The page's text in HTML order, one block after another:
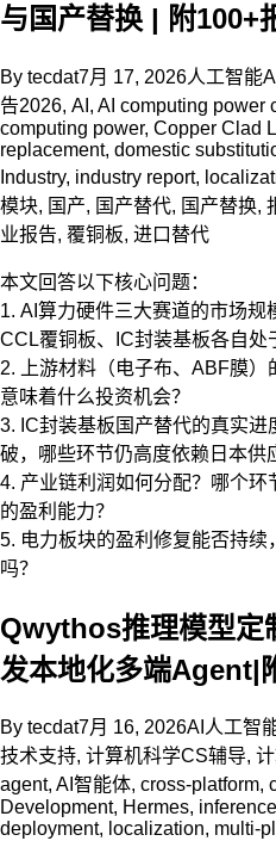
与国产替换 | 附100+
By tecdat7月 17, 2026人工智能AI
告2026, AI , AI computing power
computing power, Copper Clad
replacement, domestic
Industry, industry report,
模块, 国产, 国产替代, 国产替换,
业报告, 覆铜板, 进口替代
本文回答以下核心问题：
1. AI算力硬件三大赛道的市场规
CCL覆铜板、IC封装基板各自处
2. 上游材料（电子布、ABF膜
意味着什么投资机会？
3. IC封装基板国产替代的真实
破，哪些环节仍高度依赖日本供
4. 产业链利润如何分配？哪个
的盈利能力？
5. 电力板块的盈利修复能否持
吗？
Qwythos推理模型定
发本地化多端Agent|
By tecdat7月 16, 2026AI人工智
技术支持, 计算机科学CS辅导,
agent, AI智能体, cross-platform,
Development, Hermes,
deployment, localization, multi-